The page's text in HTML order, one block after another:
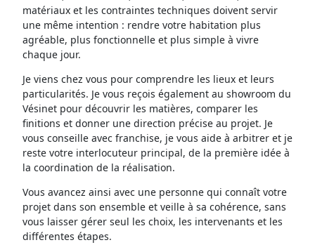
matériaux et les contraintes techniques doivent servir
une même intention : rendre votre habitation plus
agréable, plus fonctionnelle et plus simple à vivre
chaque jour.
Je viens chez vous pour comprendre les lieux et leurs
particularités. Je vous reçois également au showroom du
Vésinet pour découvrir les matières, comparer les
finitions et donner une direction précise au projet. Je
vous conseille avec franchise, je vous aide à arbitrer et je
reste votre interlocuteur principal, de la première idée à
la coordination de la réalisation.
Vous avancez ainsi avec une personne qui connaît votre
projet dans son ensemble et veille à sa cohérence, sans
vous laisser gérer seul les choix, les intervenants et les
différentes étapes.